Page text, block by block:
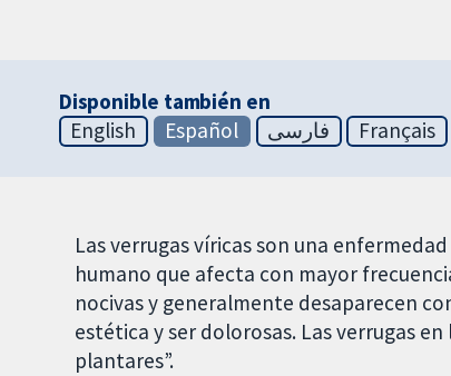
Disponible también en
English
Español فارسی Français
Las verrugas víricas son una
humano que afecta con mayor
nocivas y generalmente desaparecen
estética y ser dolorosas. Las verrugas
plantares”.